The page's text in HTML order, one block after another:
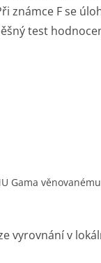
známce F se
test
Gama
vyrovnání v